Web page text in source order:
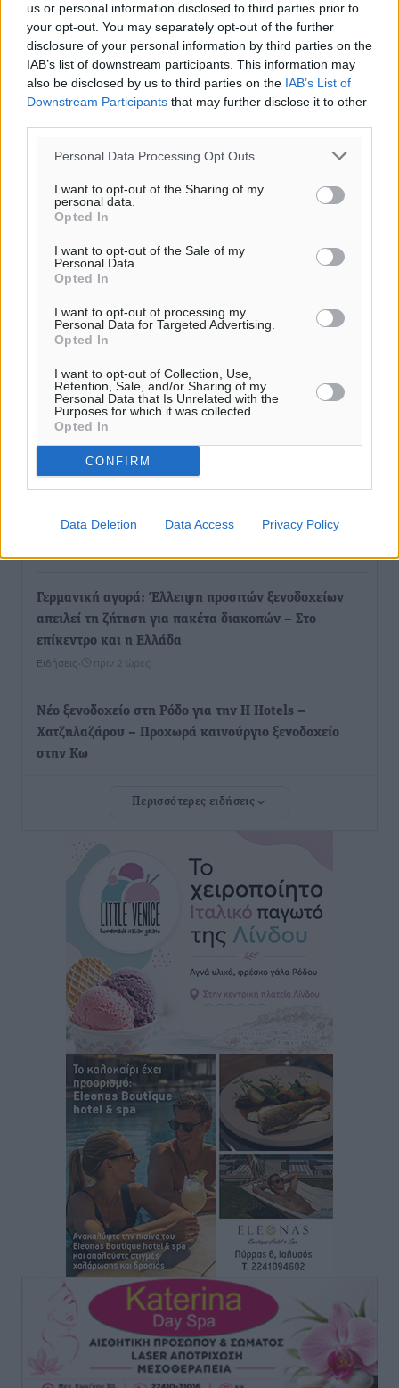
us or personal information disclosed to third parties prior to
your opt-out. You may separately opt-out of the further
disclosure of your personal information by third parties on the
IAB’s list of downstream participants. This information may
also be disclosed by us to third parties on the IAB’s List of
Downstream Participants that may further disclose it to other
Personal Data Processing Opt Outs
I want to opt-out of the Sharing of my
personal data.
Opted In
I want to opt-out of the Sale of my
Personal Data.
Opted In
I want to opt-out of processing my
Personal Data for Targeted Advertising.
Opted In
I want to opt-out of Collection, Use,
Retention, Sale, and/or Sharing of my
Personal Data that Is Unrelated with the
Purposes for which it was collected.
Opted In
CONFIRM
Data Deletion Data Access Privacy Policy
Ροή ειδήσεων
Παρουσίαση βιβλίου του Α. Χατζημιχαήλ – Τιμητική
Πολιτιστικά• πριν 40 λεπτά
μέσω υποβρύχιων καλωδίων με την ηπειρωτική
Ελλάδα
Τοπικές Ειδήσεις πριν 1 ώρα
Νέο ανακαινισμένο δημοτικό τουριστικό γραφείο
στην Πάτμο
Τοπικές Ειδήσεις• πριν 1 ώρα
Ρόδο ο Πρέσβης της Βραζιλίας στην Ελλάδα
Γερμανική αγορά: Έλλειψη προσιτών ξενοδοχείων
απειλεί τη ζήτηση για πακέτα διακοπών – Στο
επίκεντρο και η Ελλάδα
Ειδήσεις πριν 2 ώρες
Νέο ξενοδοχείο στη Ρόδο για την H Hotels –
Χατζηλαζάρου – Προχωρά καινούργιο ξενοδοχείο
στην Κω
Μαστιχάρι – Αναποδογύρισε όχημα με μητέρα και
5χρονο παιδί
Τοπικές Ειδήσεις πριν 3 ώρες
“Η Ευρώπη αντιμετώπιζε το προσφυγικό σαν ταινία
τρόμου” – Η συγκλονιστική μαρτυρία της Χαρούλας
Γιασιράνη στον RV για τα γεγονότα που οδήγησαν στο
Σύμφωνο της Λέρου
Τοπικές Ειδήσεις πριν 3 ώρες
Συναυλία με τον Γιάννη Κότσιρα στις 21 Αυγούστου
Πολιτιστικά• πριν 3 ώρες
Έκτακτη συνεδρίαση της Δημοτικής Επιτροπής Ρόδου
αύριο Παρασκευή 7 Αυγούστου
Τοπικές Ειδήσεις πριν 3 ώρες
ΑΕΡΑ: Δεν σταματάει να ενισχύεται, νέο απόκτημα ο
Μητρόπουλος
Αθλητικά• πριν 3 ώρες
Κλεάνθης: Δουλειές μετά ευχαριστιών στο γήπεδο,
ατομικό για δύο
Αθλητικά πριν 3 ώρες
Περισσότερες ειδήσεις